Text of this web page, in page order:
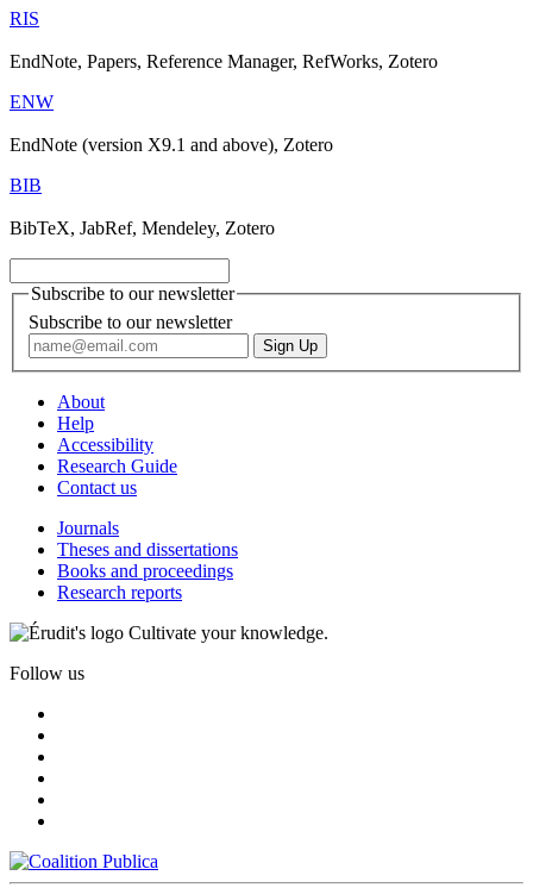
RIS
EndNote, Papers, Reference Manager, RefWorks, Zotero
ENW
EndNote (version X9.1 and above), Zotero
BIB
BibTeX, JabRef, Mendeley, Zotero
Subscribe to our newsletter
Subscribe to our newsletter
About
Help
Accessibility
Research Guide
Contact us
Journals
Theses and dissertations
Books and proceedings
Research reports
Cultivate your knowledge.
Follow us